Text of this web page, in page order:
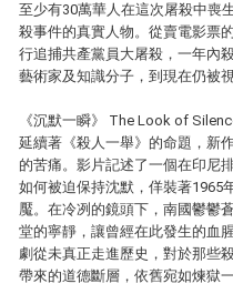
至少有30萬華人在這次屠殺中喪
殺事件的真實人物。從賣電影票
行追捕共產黨員大屠殺，一年內
藝術家及知識分子，到現在仍被
《沉默一瞬》 The Look of
延續著《殺人一舉》的命題，新
的苦痛。影片記述了一個在印尼
如何被迫保持沈默，佯裝著1965
魘。在冷冽的鏡頭下，南國鬱鬱
堂的寧靜，讓曾經在此發生的血
劇從未真正走進歷史，對於那些
帶來的道德斷層，依舊宛如煉獄